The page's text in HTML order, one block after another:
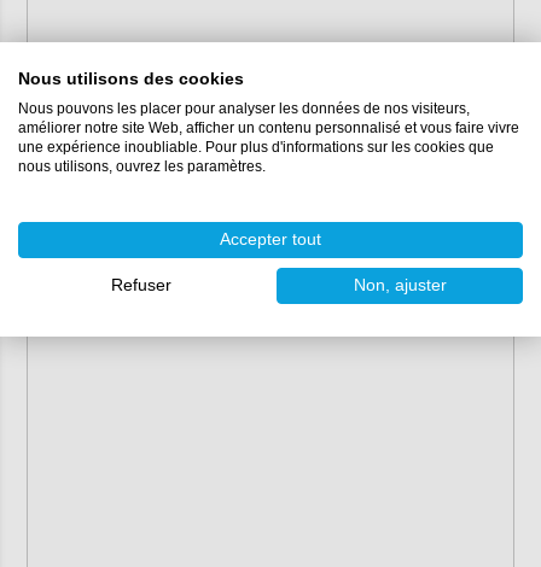
Nous utilisons des cookies
Nous pouvons les placer pour analyser les données de nos visiteurs,
améliorer notre site Web, afficher un contenu personnalisé et vous faire vivre
une expérience inoubliable. Pour plus d'informations sur les cookies que
nous utilisons, ouvrez les paramètres.
Accepter tout
Refuser Non, ajuster